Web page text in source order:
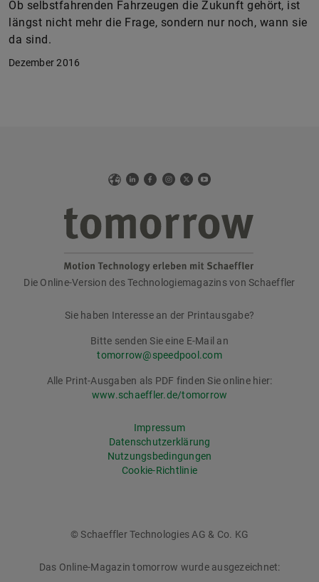
Ob selbstfahrenden Fahrzeugen die Zukunft gehört, ist
längst nicht mehr die Frage, sondern nur noch, wann sie
da sind.
Dezember 2016
WebLinkedIn
Facebook
Instagram
X YouTube
tomorrow
Die Online-Version des Technologiemagazins von Schaeffler
Sie haben Interesse an der Printausgabe?
Bitte senden Sie eine E-Mail an
tomorrow@speedpool.com
Alle Print-Ausgaben als PDF finden Sie online hier:
www.schaeffler.de/tomorrow
Impressum
Datenschutzerklärung
Nutzungsbedingungen
Cookie-Richtlinie
© Schaeffler Technologies AG & Co. KG
Das Online-Magazin tomorrow wurde ausgezeichnet: